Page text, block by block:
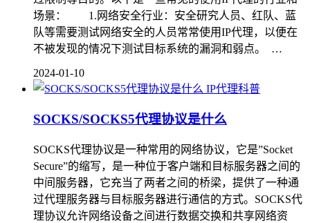
场景： 1.网络安全行业：安全研究人员、红队、蓝
队等需要测试网络安全的人员常常使用IP代理，以便在
不被发现的情况下测试目标系统的漏洞和弱点。 …
2024-01-10
IP代理科普
SOCKS/SOCKS5代理协议是什么
SOCKS代理协议是一种常用的网络协议，它是”Socket
Secure”的缩写，是一种位于客户端和目标服务器之间的
中间服务器，它充当了两者之间的桥梁，提供了一种通
过代理服务器与目标服务器进行通信的方式。SOCKS代
理协议允许网络设备之间进行数据交换和共享网络资